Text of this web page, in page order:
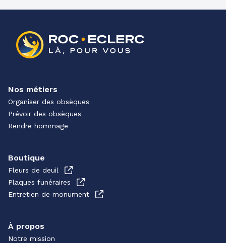
Nos métiers
Organiser des obsèques
Prévoir des obsèques
Rendre hommage
Boutique
Fleurs de deuil
Plaques funéraires
Entretien de monument
À propos
Notre mission